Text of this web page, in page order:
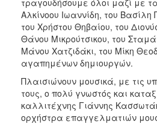
Αλκίνοου Ιωαννίδη, του
του Χρήστου Θηβαίου, του
Θάνου Μικρούτσικου, του
Μάνου Χατζιδάκι, του Μίκη
αγαπημένων δημιουργών.
Πλαισιώνουν μουσικά, με τις
τους, ο πολύ γνωστός και
καλλιτέχνης Γιάννης
ορχήστρα επαγγελματιών